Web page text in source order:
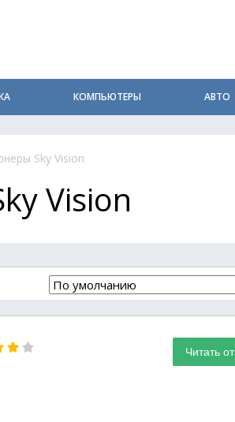
КОМПЬЮТЕРЫ АВТО
Sky Vision
Vision
Читать